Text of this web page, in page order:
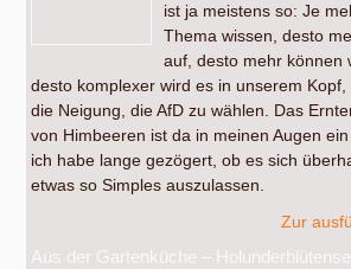
ist ja meistens so: Je
Thema wissen, desto
auf, desto mehr können
desto komplexer wird es in unserem
die Neigung, die AfD zu wählen. Das
von Himbeeren ist da in meinen Augen
ich habe lange gezögert, ob es sich
etwas so Simples auszulassen.
Zur
Aus der Gartenküche –